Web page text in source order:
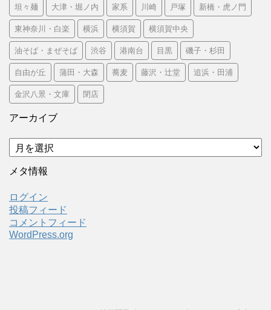
坦々麺 大津・堀ノ内 家系 川崎 戸塚 新橋・虎ノ門
東神奈川・白楽 横浜 横須賀 横須賀中央
油そば・まぜそば 渋谷 港南台 目黒 磯子・杉田
自由が丘 蒲田・大森 蕎麦 藤沢・辻堂 追浜・田浦
金沢八景・文庫 閉店
アーカイブ
ア
ー
カ
ブ
メタ情報
ログイン
投稿フィード
コメントフィード
WordPress.org